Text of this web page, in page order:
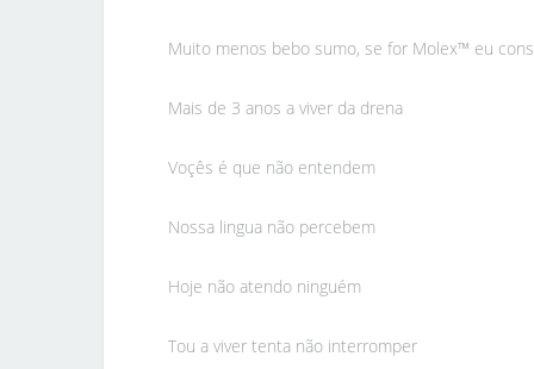
Muito menos bebo sumo, se for Molex™ eu
Mais de 3 anos a viver da drena
Voçês é que não entendem
Nossa lingua não percebem
Hoje não atendo ninguém
Tou a viver tenta não interromper